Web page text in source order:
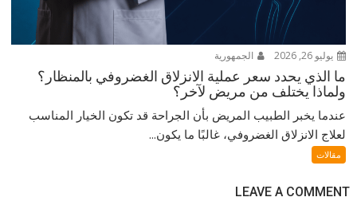
يوليو 26, 2026 الجمهورية
ما الذي يحدد سعر عملية الانزلاق الغضروفي بالمنظار؟
ولماذا يختلف من مريض لآخر؟
عندما يخبر الطبيب المريض بأن الجراحة قد تكون الخيار المناسب
لعلاج الانزلاق الغضروفي، غالبًا ما يكون...
مقالات
LEAVE A COMMENT